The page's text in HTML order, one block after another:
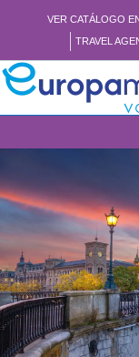
VER CATÁLOGO
TRAVEL